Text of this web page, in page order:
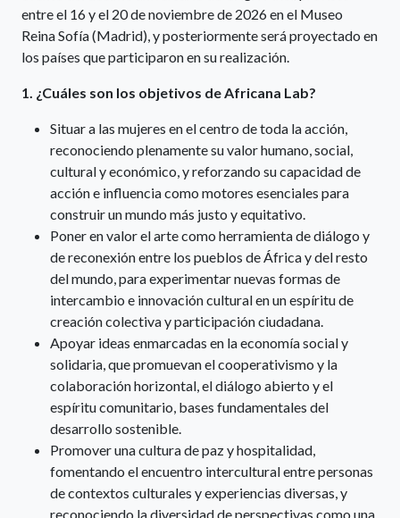
entre el 16 y el 20 de noviembre de 2026 en el Museo
Reina Sofía (Madrid), y posteriormente será proyectado en
los países que participaron en su realización.
1. ¿Cuáles son los objetivos de Africana Lab?
Situar a las mujeres en el centro de toda la acción,
reconociendo plenamente su valor humano, social,
cultural y económico, y reforzando su capacidad de
acción e influencia como motores esenciales para
construir un mundo más justo y equitativo.
Poner en valor el arte como herramienta de diálogo y
de reconexión entre los pueblos de África y del resto
del mundo, para experimentar nuevas formas de
intercambio e innovación cultural en un espíritu de
creación colectiva y participación ciudadana.
Apoyar ideas enmarcadas en la economía social y
solidaria, que promuevan el cooperativismo y la
colaboración horizontal, el diálogo abierto y el
espíritu comunitario, bases fundamentales del
desarrollo sostenible.
Promover una cultura de paz y hospitalidad,
fomentando el encuentro intercultural entre personas
de contextos culturales y experiencias diversas, y
reconociendo la diversidad de perspectivas como una